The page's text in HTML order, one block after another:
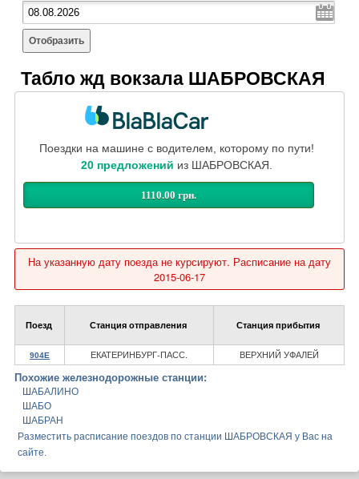
Отобразить
Табло жд вокзала ШАБРОВСКАЯ
Поездки на машине с водителем, которому по пути!
20 предложений из ШАБРОВСКАЯ.
1110.00 грн.
На указанную дату поезда не курсируют. Расписание на дату
2015-06-17
Поезд Станция отправления Станция прибытия
904Е ЕКАТЕРИНБУРГ-ПАСС. ВЕРХНИЙ УФАЛЕЙ
Похожие железнодорожные станции:
ШАБАЛИНО
ШАБО
ШАБРАН
Разместить расписание поездов по станции ШАБРОВСКАЯ у Вас на
сайте.